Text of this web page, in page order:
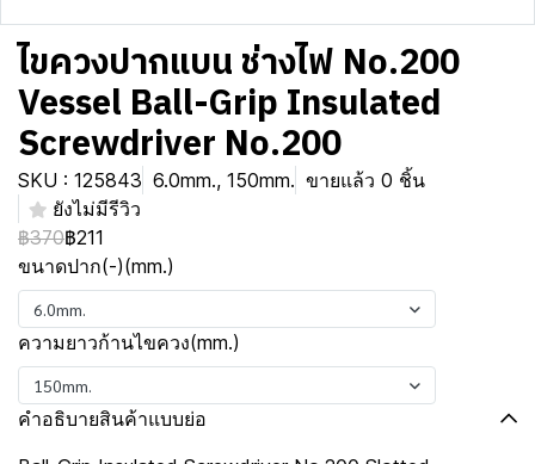
ไขควงปากแบน ช่างไฟ No.200
Vessel Ball-Grip Insulated
Screwdriver No.200
SKU : 125843 6.0mm., 150mm. ขายแล้ว 0 ชิ้น
ยังไม่มีรีวิว
฿370฿211
ขนาดปาก(-)(mm.)
6.0mm.
ความยาวก้านไขควง(mm.)
150mm.
คำอธิบายสินค้าแบบย่อ